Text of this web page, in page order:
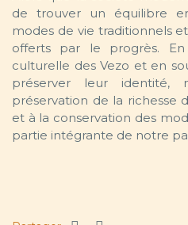
de trouver un équilibre
modes de vie traditionnels
offerts par le progrès. En
culturelle des Vezo et en
préserver leur identité,
préservation de la richesse
et à la conservation des
partie intégrante de notre